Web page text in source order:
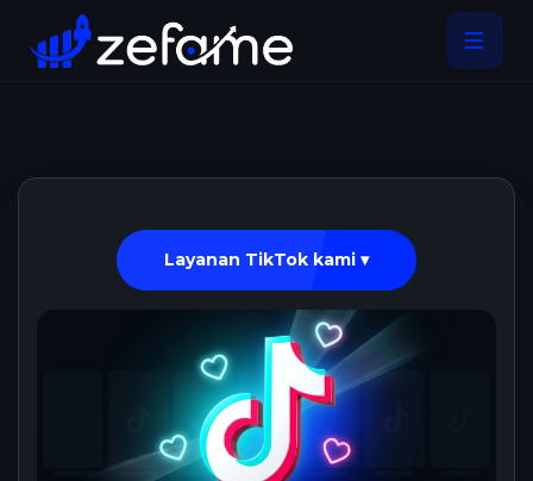
Layanan TikTok kami ▾